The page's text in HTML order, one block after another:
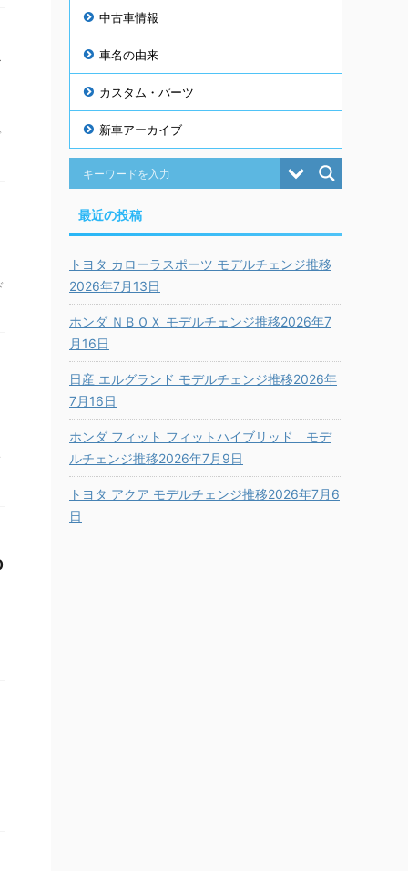
中古車情報
車名の由来
カスタム・パーツ
新車アーカイブ
最近の投稿
トヨタ カローラスポーツ モデルチェンジ推移
2026年7月13日
ホンダ ＮＢＯＸ モデルチェンジ推移2026年7
月16日
日産 エルグランド モデルチェンジ推移2026年
7月16日
ホンダ フィット フィットハイブリッド モデ
ルチェンジ推移2026年7月9日
トヨタ アクア モデルチェンジ推移2026年7月6
日